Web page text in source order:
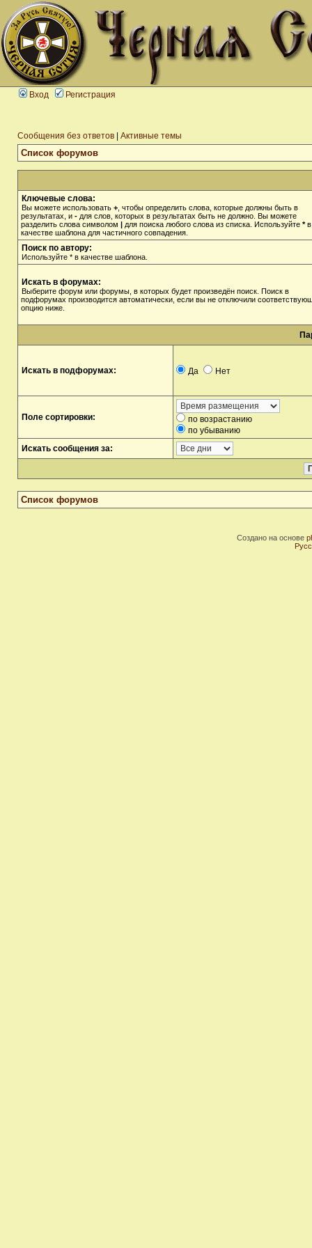
Вход Регистрация
Сообщения без ответов Активные темы
Список форумов
Ключевые слова:
Вы можете использовать + , чтобы определить слова, которые должны быть в
результатах, и - для слов, которых в результатах быть не должно. Вы можете
разделить слова символом | для поиска любого слова из списка. Используйте *в
качестве шаблона для частичного совпадения.
Поиск по автору:
Используйте * в качестве шаблона.
Искать в форумах:
Выберите форум или форумы, в которых будет произведён поиск. Поиск в
подфорумах производится автоматически, если вы не отключили
опцию ниже.
Искать в подфорумах: Да Нет
Поле сортировки:
по возрастанию
по убыванию
Искать сообщения за:
Список форумов
Создано на основе